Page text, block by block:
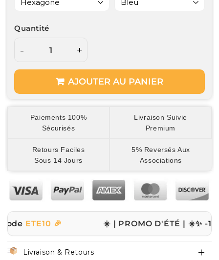
Quantité
- +
AJOUTER AU PANIER
Paiements 100%
Sécurisés
Livraison Suivie
Premium
Retours Faciles
Sous 14 Jours
5% Reversés Aux
Associations
🎉 ☀️ | PROMO D'ÉTÉ | ☀️✨ -10% sur
Livraison & Retours